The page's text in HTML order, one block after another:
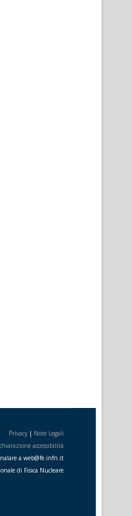
Privacy | Note Legali
accessibilità
a web@fe.infn.it
di Fisica Nucleare